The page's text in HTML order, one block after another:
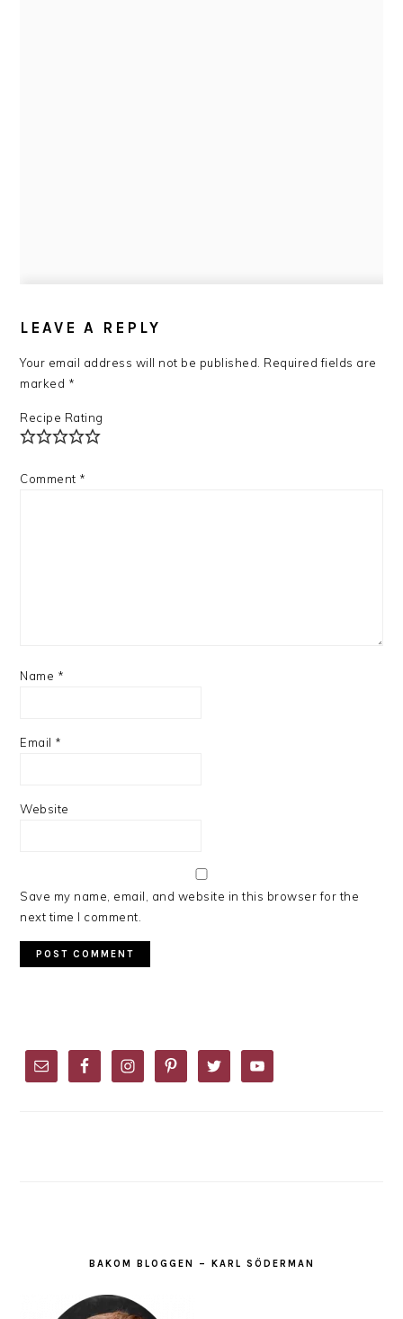
INTERACTIONS
LEAVE A REPLY
Your email address will not be published. Required fields are
marked *
Recipe Rating
Comment *
Name *
Email *
Website
Save my name, email, and website in this browser for the
next time I comment.
SIDEBAR
BAKOM BLOGGEN – KARL SÖDERMAN